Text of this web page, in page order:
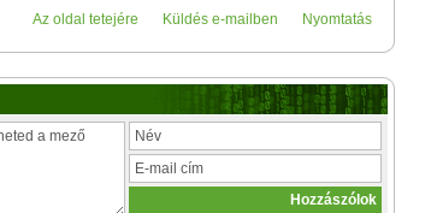
Nyomtatás
Küldés e-mailben
Az oldal tetejére